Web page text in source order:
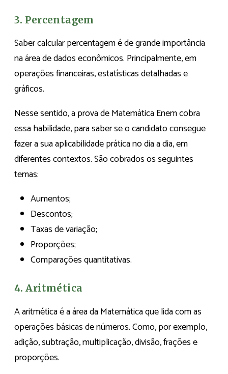
3. Percentagem
Saber calcular percentagem é de grande importância
na área de dados econômicos. Principalmente, em
operações financeiras, estatísticas detalhadas e
gráficos.
Nesse sentido, a prova de Matemática Enem cobra
essa habilidade, para saber se o candidato consegue
fazer a sua aplicabilidade prática no dia a dia, em
diferentes contextos. São cobrados os seguintes
temas:
Aumentos;
Descontos;
Taxas de variação;
Proporções;
Comparações quantitativas.
4. Aritmética
A aritmética é a área da Matemática que lida com as
operações básicas de números. Como, por exemplo,
adição, subtração, multiplicação, divisão, frações e
proporções.